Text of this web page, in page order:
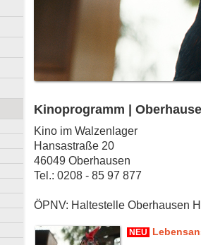
Kinoprogramm |
Kino im Walzenlager
Hansastraße 20
46049 Oberhausen
Tel.: 0208 - 85 97 877
ÖPNV: Haltestelle Oberhausen
NEU